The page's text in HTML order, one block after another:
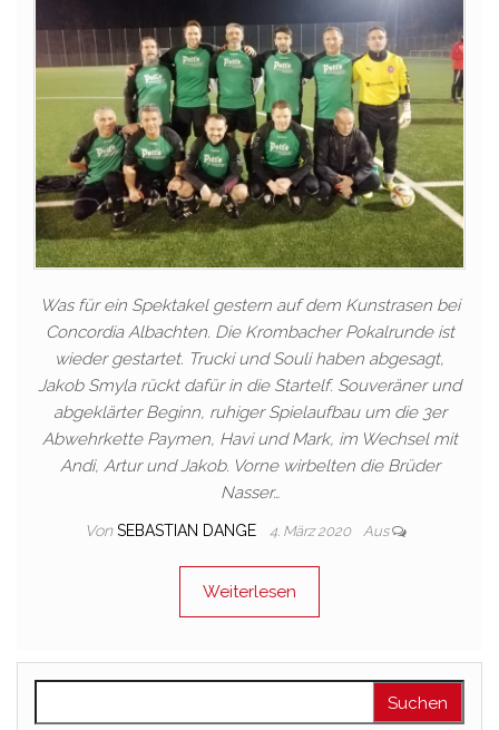
Was für ein Spektakel gestern auf dem Kunstrasen bei
Concordia Albachten. Die Krombacher Pokalrunde ist
wieder gestartet. Trucki und Souli haben abgesagt,
Jakob Smyla rückt dafür in die Startelf. Souveräner und
abgeklärter Beginn, ruhiger Spielaufbau um die 3er
Abwehrkette Paymen, Havi und Mark, im Wechsel mit
Andi, Artur und Jakob. Vorne wirbelten die Brüder
Nasser…
Von SEBASTIAN DANGE 4. März 2020 Aus
Weiterlesen